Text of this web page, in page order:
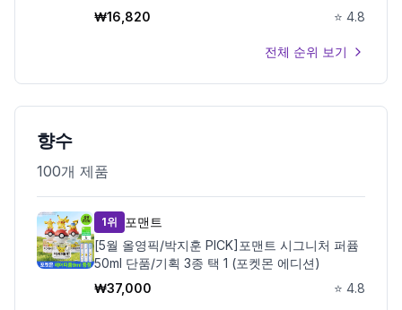
2ml/120g+120g+10g)
₩16,820 ⭐ 4.8
전체 순위 보기
향수
100개 제품
1위
포맨트
[5월 올영픽/박지훈 PICK]포맨트 시그니처 퍼퓸
50ml 단품/기획 3종 택 1 (포켓몬 에디션)
₩37,000 ⭐ 4.8